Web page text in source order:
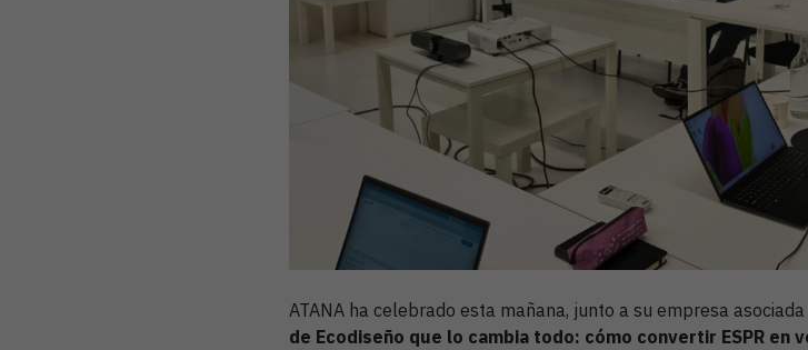
ATANA ha celebrado esta mañana, junto a su empresa asociada
de Ecodiseño que lo cambia todo: cómo convertir ESPR en